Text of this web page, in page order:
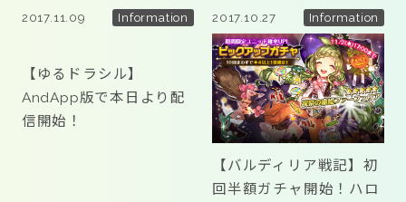
2017.11.09 Information
【ゆるドラシル】
AndApp版で本日より配
信開始！
2017.10.27 Information
【バルディリア戦記】初
回半額ガチャ開始！ハロ